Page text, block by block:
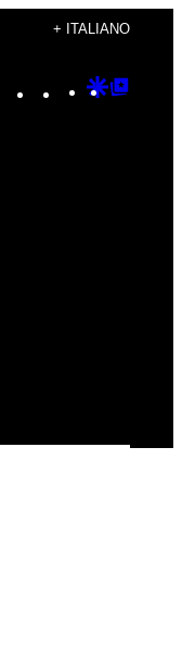
+ ITALIANO
Instagram
TikTok
YouTube
Google